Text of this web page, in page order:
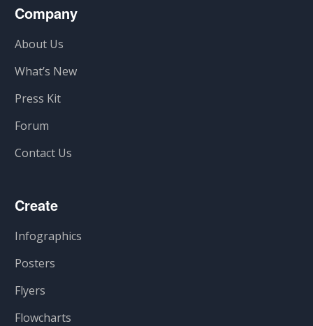
Company
About Us
What’s New
Press Kit
Forum
Contact Us
Create
Infographics
Posters
Flyers
Flowcharts